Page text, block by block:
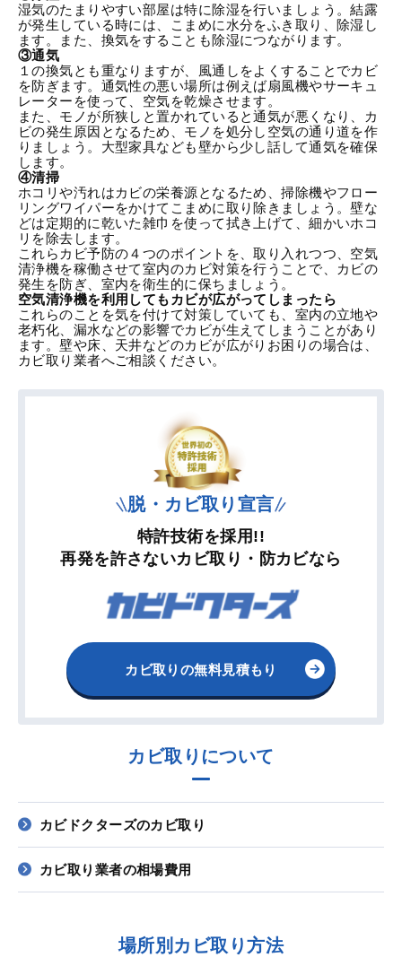
湿気のたまりやすい部屋は特に除湿を行いましょう。結露
が発生している時には、こまめに水分をふき取り、除湿し
ます。また、換気をすることも除湿につながります。
③通気
１の換気とも重なりますが、風通しをよくすることでカビ
を防ぎます。通気性の悪い場所は例えば扇風機やサーキュ
レーターを使って、空気を乾燥させます。
また、モノが所狭しと置かれていると通気が悪くなり、カ
ビの発生原因となるため、モノを処分し空気の通り道を作
りましょう。大型家具なども壁から少し話して通気を確保
します。
④清掃
ホコリや汚れはカビの栄養源となるため、掃除機やフロー
リングワイパーをかけてこまめに取り除きましょう。壁な
どは定期的に乾いた雑巾を使って拭き上げて、細かいホコ
リを除去します。
これらカビ予防の４つのポイントを、取り入れつつ、空気
清浄機を稼働させて室内のカビ対策を行うことで、カビの
発生を防ぎ、室内を衛生的に保ちましょう。
空気清浄機を利用してもカビが広がってしまったら
これらのことを気を付けて対策していても、室内の立地や
老朽化、漏水などの影響でカビが生えてしまうことがあり
ます。壁や床、天井などのカビが広がりお困りの場合は、
カビ取り業者へご相談ください。
脱・カビ取り宣言
特許技術を採用!!
再発を許さないカビ取り・防カビなら
カビ取りの無料見積もり
カビ取りについて
カビドクターズのカビ取り
カビ取り業者の相場費用
場所別カビ取り方法